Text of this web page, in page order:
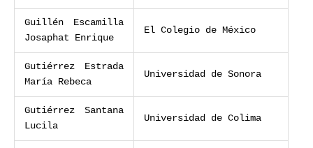
Guillén Escamilla
Josaphat Enrique
El Colegio de México
Gutiérrez Estrada
María Rebeca
Universidad de Sonora
Gutiérrez Santana
Lucila
Universidad de Colima